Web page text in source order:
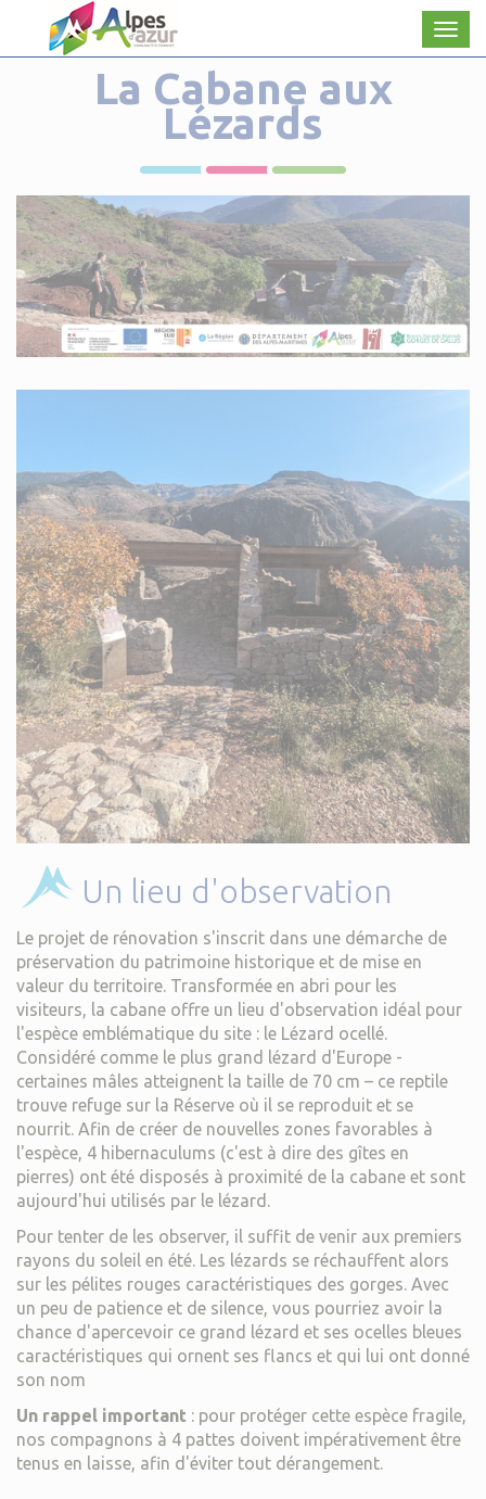
La Cabane aux
Lézards
Un lieu d'observation
Le projet de rénovation s'inscrit dans une démarche de
préservation du patrimoine historique et de mise en
valeur du territoire. Transformée en abri pour les
visiteurs, la cabane offre un lieu d'observation idéal pour
l'espèce emblématique du site : le Lézard ocellé.
Considéré comme le plus grand lézard d'Europe -
certaines mâles atteignent la taille de 70 cm – ce reptile
trouve refuge sur la Réserve où il se reproduit et se
nourrit. Afin de créer de nouvelles zones favorables à
l'espèce, 4 hibernaculums (c'est à dire des gîtes en
pierres) ont été disposés à proximité de la cabane et sont
aujourd'hui utilisés par le lézard.
Pour tenter de les observer, il suffit de venir aux premiers
rayons du soleil en été. Les lézards se réchauffent alors
sur les pélites rouges caractéristiques des gorges. Avec
un peu de patience et de silence, vous pourriez avoir la
chance d'apercevoir ce grand lézard et ses ocelles bleues
caractéristiques qui ornent ses flancs et qui lui ont donné
son nom
Un rappel important : pour protéger cette espèce fragile,
nos compagnons à 4 pattes doivent impérativement être
tenus en laisse, afin d'éviter tout dérangement.
Panneau de gestion des cookies